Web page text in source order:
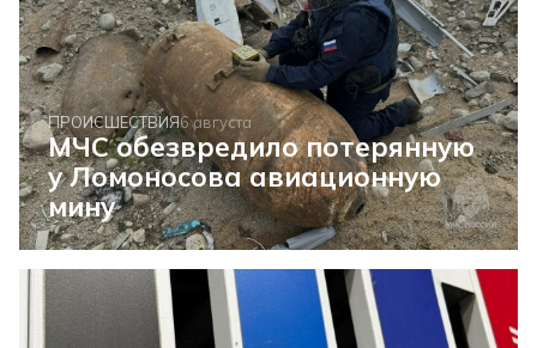
ПРОИСШЕСТВИЯ6 августа
МЧС обезвредило потерянную
у Ломоносова авиационную
мину